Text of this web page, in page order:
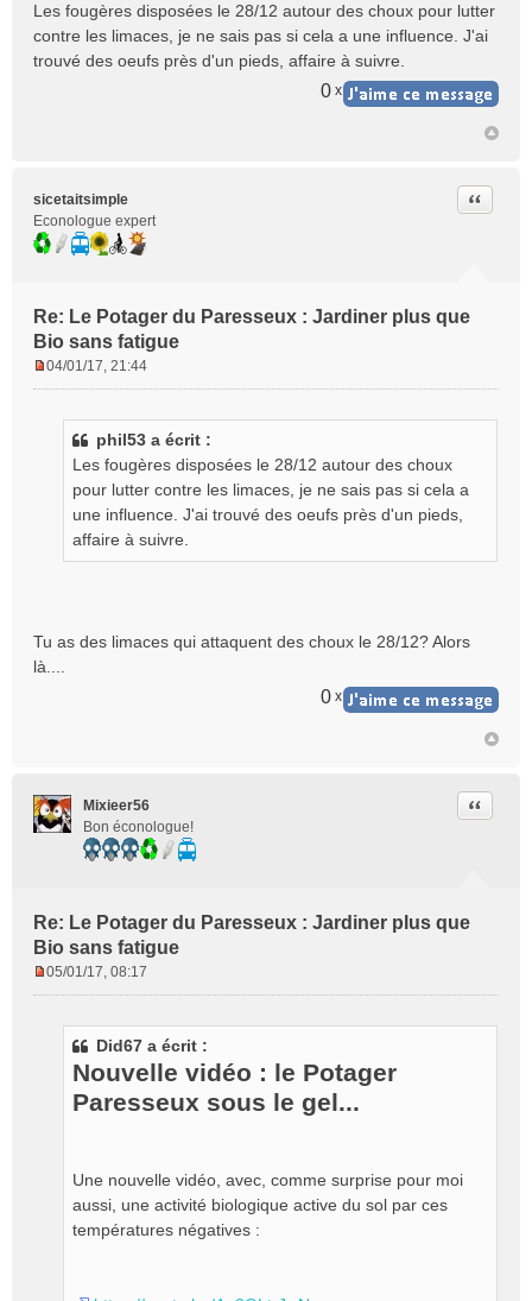
Les fougères disposées le 28/12 autour des choux pour lutter
contre les limaces, je ne sais pas si cela a une influence. J'ai
trouvé des oeufs près d'un pieds, affaire à suivre.
0 x
sicetaitsimple
Econologue expert
Re: Le Potager du Paresseux : Jardiner plus que
Bio sans fatigue
Citer
04/01/17, 21:44
phil53 a écrit :
Les fougères disposées le 28/12 autour des choux
pour lutter contre les limaces, je ne sais pas si cela a
une influence. J'ai trouvé des oeufs près d'un pieds,
affaire à suivre.
Tu as des limaces qui attaquent des choux le 28/12? Alors
là....
0 x
Mixieer56
Bon éconologue!
Re: Le Potager du Paresseux : Jardiner plus que
Bio sans fatigue
Citer
05/01/17, 08:17
Did67 a écrit :
Nouvelle vidéo : le Potager
Paresseux sous le gel...
Une nouvelle vidéo, avec, comme surprise pour moi
aussi, une activité biologique active du sol par ces
températures négatives :